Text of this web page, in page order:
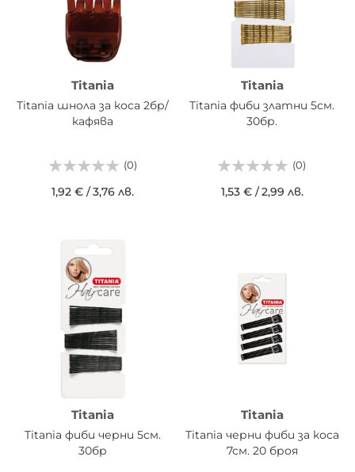
Titania
Titania шнола за коса 2бр/
кафява
(0)
1,92 € /3,76 лв.
Titania
Titania фиби златни 5см.
30бр.
(0)
1,53 €/2,99 лв.
Titania
Titania фиби черни 5см.
30бр
Titania
Titania черни фиби за коса
7см. 20 броя